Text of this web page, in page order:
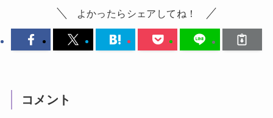
よかったらシェアしてね！
コメント